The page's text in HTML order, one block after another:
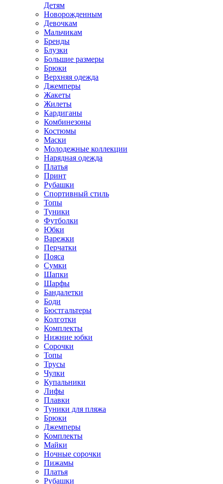
Детям
Новорожденным
Девочкам
Мальчикам
Бренды
Блузки
Большие размеры
Брюки
Верхняя одежда
Джемперы
Жакеты
Жилеты
Кардиганы
Комбинезоны
Костюмы
Маски
Молодежные коллекции
Нарядная одежда
Платья
Принт
Рубашки
Спортивный стиль
Топы
Туники
Футболки
Юбки
Варежки
Перчатки
Пояса
Сумки
Шапки
Шарфы
Бандалетки
Боди
Бюстгальтеры
Колготки
Комплекты
Нижние юбки
Сорочки
Топы
Трусы
Чулки
Купальники
Лифы
Плавки
Туники для пляжа
Брюки
Джемперы
Комплекты
Майки
Ночные сорочки
Пижамы
Платья
Рубашки